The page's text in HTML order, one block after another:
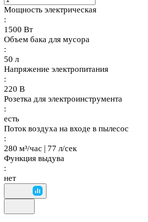
Мощность электрическая
:
1500 Вт
Объем бака для мусора
:
50 л
Напряжение электропитания
:
220 В
Розетка для электроинструмента
:
есть
Поток воздуха на входе в пылесос
:
280 м³/час | 77 л/сек
Функция выдува
:
нет